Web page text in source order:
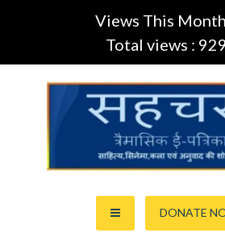
Views This
Total views :
सहचर ई-पत्रिका…
2873)
DONATE